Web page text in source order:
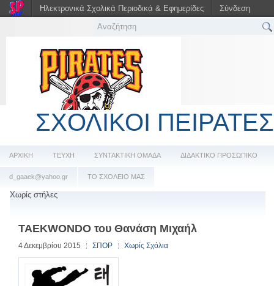
ΣΧΟΛΙΚΟΙ ΠΕΙΡΑΤΕΣ
ΑΡΧΙΚΗ ΤΕΥΧΗ ΣΥΝΤΑΚΤΙΚΗ ΟΜΑΔΑ ΔΙΔΑΚΤΙΚΟ ΠΡΟΣΩΠΙΚΟ
d_gaaek@yahoo.gr ΤΟ ΣΧΟΛΕΙΟ ΜΑΣ
Χωρίς στήλες
TAEKWONDO του Θανάση Μιχαήλ
4 Δεκεμβρίου 2015 ΣΠΟΡ Χωρίς Σχόλια
Ηλεκτρονικά Σχολικά Περιοδικά & Εφημερίδες Σύνδεση